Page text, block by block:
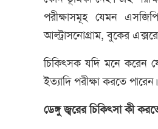
পরীক্ষাসমূহ যেমন
আল্ট্রাসনোগ্রাম, বুকের
চিকিৎসক যদি মনে করেন
ইত্যাদি পরীক্ষা করতে পারেন।
ডেঙ্গু জ্বরের চিকিৎসা কী